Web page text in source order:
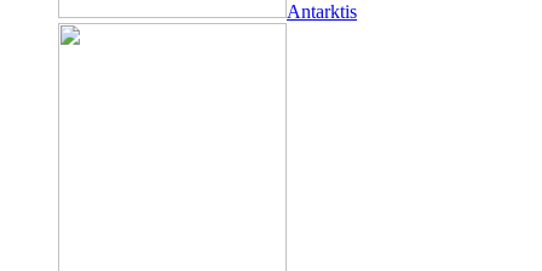
Antarktis